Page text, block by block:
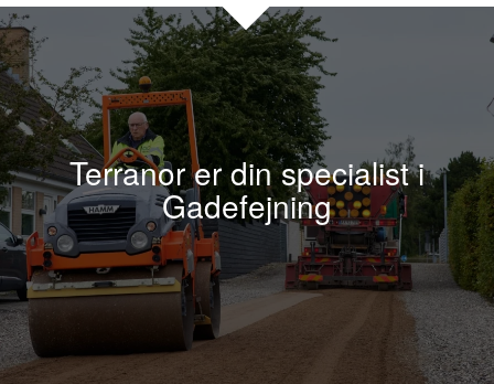
Terranor er din specialist i
Gadefejning